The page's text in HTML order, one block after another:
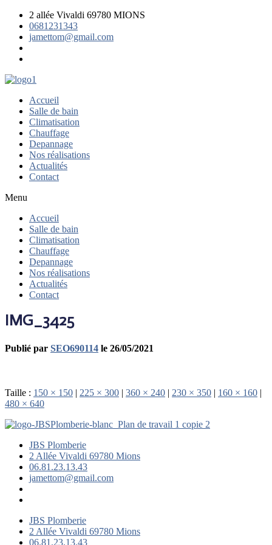
2 allée Vivaldi 69780 MIONS
0681231343
jamettom@gmail.com
Accueil
Salle de bain
Climatisation
Chauffage
Depannage
Nos réalisations
Actualités
Contact
Menu
Accueil
Salle de bain
Climatisation
Chauffage
Depannage
Nos réalisations
Actualités
Contact
IMG_3425
Publié par SEO690114 le 26/05/2021
Taille : 150 × 150 | 225 × 300 | 360 × 240 | 230 × 350 | 160 × 160 |
480 × 640
JBS Plomberie
2 Allée Vivaldi 69780 Mions
06.81.23.13.43
jamettom@gmail.com
JBS Plomberie
2 Allée Vivaldi 69780 Mions
06.81.23.13.43